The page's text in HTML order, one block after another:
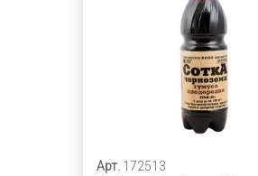
Арт. 172513